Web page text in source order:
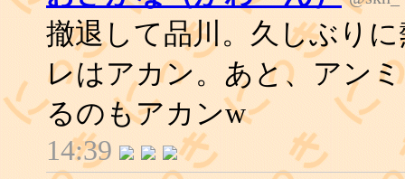
撤退して品川。久しぶり
レはアカン。あと、アン
るのもアカンw
14:39